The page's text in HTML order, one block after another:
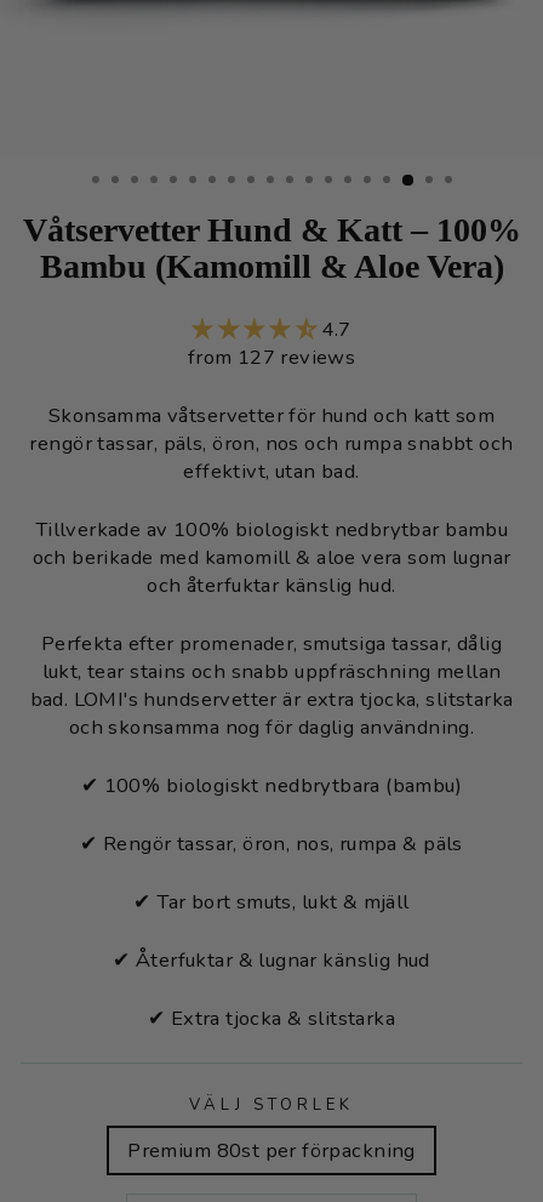
Våtservetter Hund & Katt – 100%
Bambu (Kamomill & Aloe Vera)
4.7
from 127 reviews
Skonsamma våtservetter för hund och katt som
rengör tassar, päls, öron, nos och rumpa snabbt och
effektivt, utan bad.
Tillverkade av 100% biologiskt nedbrytbar bambu
och berikade med kamomill & aloe vera som lugnar
och återfuktar känslig hud.
Perfekta efter promenader, smutsiga tassar, dålig
lukt, tear stains och snabb uppfräschning mellan
bad. LOMI's hundservetter är extra tjocka, slitstarka
och skonsamma nog för daglig användning.
✔ 100% biologiskt nedbrytbara (bambu)
✔ Rengör tassar, öron, nos, rumpa & päls
✔ Tar bort smuts, lukt & mjäll
✔ Återfuktar & lugnar känslig hud
✔ Extra tjocka & slitstarka
VÄLJ STORLEK
Premium 80st per förpackning